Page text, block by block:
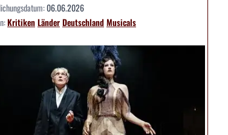
06.06.2026
KritikenLänderDeutschlandMusicals